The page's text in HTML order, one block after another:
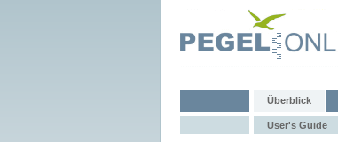
Überblick
User's Guide